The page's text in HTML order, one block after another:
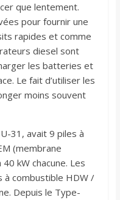
que lentement.
pour fournir une
rapides et comme
diesel sont
les batteries et
Le fait d’utiliser les
moins souvent
31, avait 9 piles à
(membrane
kW chacune. Les
à combustible HDW /
Depuis le Type-